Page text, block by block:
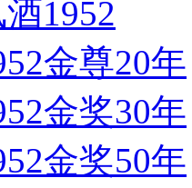
1952
金尊20年
金奖30年
金奖50年